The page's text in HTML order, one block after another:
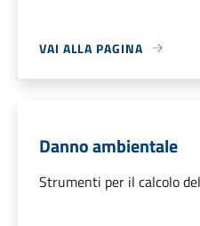
VAI ALLA PAGINA
Danno ambientale
Strumenti per il calcolo